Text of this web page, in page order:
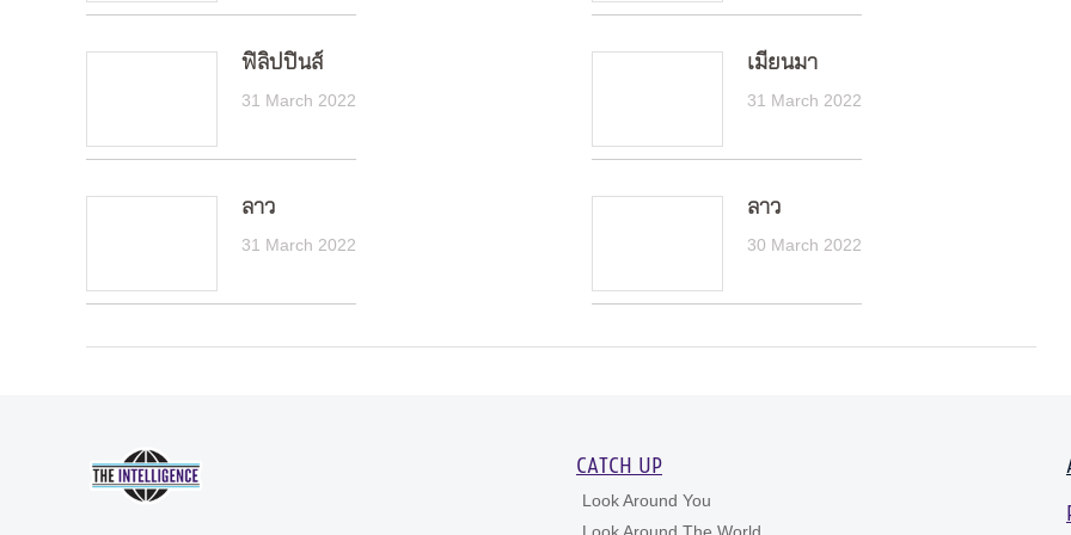
ฟิลิปปินส์
31 March 2022
เมียนมา
31 March 2022
ลาว
31 March 2022
ลาว
30 March 2022
CATCH UP
Look Around You